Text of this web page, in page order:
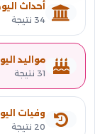
أحداث
34 نتيجة
مواليد
31 نتيجة
وفيات
20 نتيجة